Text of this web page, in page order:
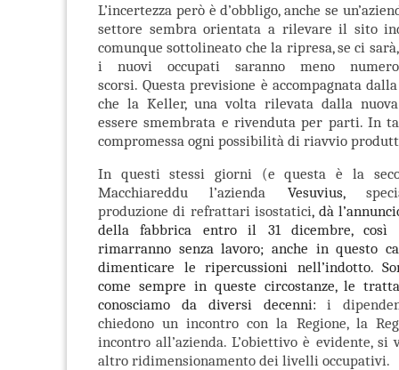
L’incertezza però è d’obbligo, anche se
settore sembra orientata a rilevare il sito
comunque sottolineato che la ripresa, se ci
i nuovi occupati saranno meno
scorsi.Questa previsione è accompagnata
che la Keller, una volta rilevata dalla nuova
essere smembrata e rivenduta per parti. In
compromessa ogni possibilità di riavvio
In questi stessi giorni (e questa è la
Macchiareddu l’azienda Vesuvius,
produzione di refrattari isostatici, dà
della fabbrica entro il 31 dicembre, così
rimarranno senza lavoro; anche in questo
dimenticare le ripercussioni nell’indotto.
come sempre in queste circostanze, le
conosciamo da diversi decenni:i
chiedono un incontro con la Regione, la
incontro all’azienda. L’obiettivo è evidente, si
altro ridimensionamento dei livelli occupativi.